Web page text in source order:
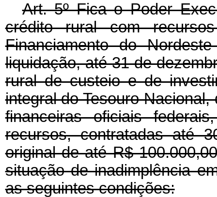
Art. 5º Fica o Poder
crédito rural com
Financiamento do
liquidação, até 31 de
rural de custeio e de
integral do Tesouro
financeiras oficiais
recursos, contratadas até
original de até R$
situação de inadimplência
as seguintes condições: